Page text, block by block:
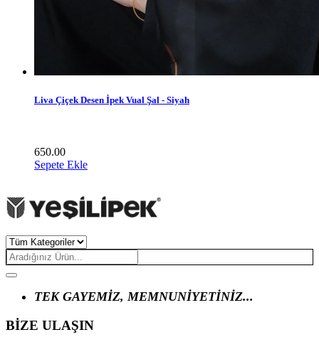
Liva Çiçek Desen İpek Vual Şal - Siyah
650.00
Sepete Ekle
TEK GAYEMİZ, MEMNUNİYETİNİZ...
BİZE ULAŞIN